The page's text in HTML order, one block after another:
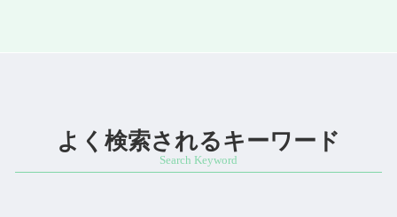
よく検索されるキーワード